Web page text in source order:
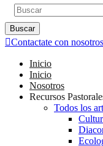
Buscar
Contactate con nosotros
Inicio
Inicio
Nosotros
Recursos
Todos los